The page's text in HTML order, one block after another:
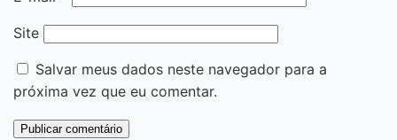
Site
Salvar meus dados neste navegador para a
próxima vez que eu comentar.